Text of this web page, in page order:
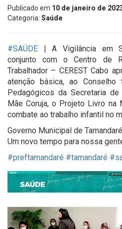
Publicado em 10 de janeiro de
Categoria: Saúde
#SAÚDE | A Vigilância em
conjunto com o Centro de
Trabalhador – CEREST Cabo
atenção básica, ao Conselho
Pedagógicos da Secretaria
Mãe Coruja, o Projeto Livro na
combate ao trabalho infantil no
Governo Municipal de Tamandaré
Um novo tempo para nossa
#preftamandaré #tamandaré